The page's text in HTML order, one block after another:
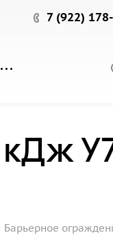
7 (922)
Барьерное